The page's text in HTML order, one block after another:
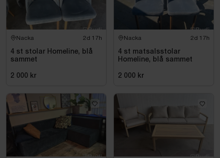
Nacka 2d 17h
4 st stolar Homeline, blå
sammet
2 000 kr
Nacka 2d 17h
4 st matsalsstolar
Homeline, blå sammet
2 000 kr